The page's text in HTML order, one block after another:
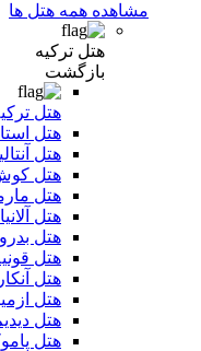
مشاهده همه هتل ها
هتل ترکیه
بازگشت
هتل
هتل
هتل
هتل
هتل
هتل آلانیا
هتل
هتل
هتل آنکارا
هتل
هتل
هتل